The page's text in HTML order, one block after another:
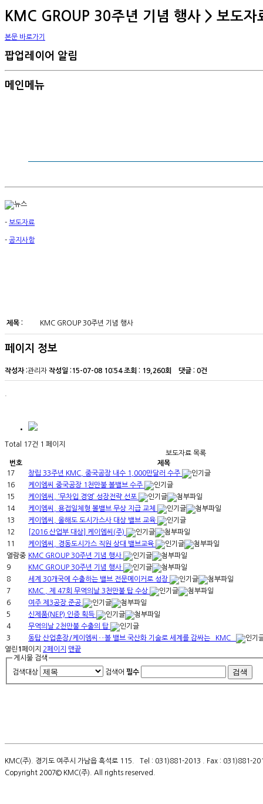
KMC GROUP 30주년 기념 행사 > 보도자
본문 바로가기
팝업레이어 알림
메인메뉴
- 보도자료
- 공지사항
제목 : KMC GROUP 30주년 기념 행사
페이지 정보
작성자 :관리자 작성일 : 15-07-08 10:54 조회 : 19,260회 댓글 : 0건
Total 17건 1 페이지
보도자료 목록
번호
제목
17
창립 33주년 KMC, 중국공장 내수 1,000만달러 수주
16
케이엠씨 중국공장 1천만불 볼밸브 수주
15
케이엠씨, ‘무차입 경영’ 성장전략 선포
14
케이엠씨, 용접일체형 볼밸브 무상 지급 교체
13
케이엠씨, 올해도 도시가스사 대상 밸브 교육
12
[2016 산업부 대상] 케이엠씨(주)
11
케이엠씨, 경동도시가스 직원 상대 밸브교육
열람중 KMC GROUP 30주년 기념 행사
9
KMC GROUP 30주년 기념 행사
8
세계 30개국에 수출하는 밸브 전문메이커로 성장
7
KMC , 제 47회 무역의날 3천만불 탑 수상
6
여주 제3공장 준공
5
신제품(NEP) 인증 획득
4
무역의날 2천만불 수출의 탑
3
동탑 산업훈장/케이엠씨‥볼 밸브 국산화 기술로 세계를 감싸는 `KMC`
열린 1 페이지 2페이지 맨끝
게시물 검색
검색대상 검색어 필수
KMC(주). 경기도 여주시 가남읍 흑석로 115. Tel : 031)881-2013 . Fax : 031)881-
Copyright 2007© KMC(주). All rights reserved.